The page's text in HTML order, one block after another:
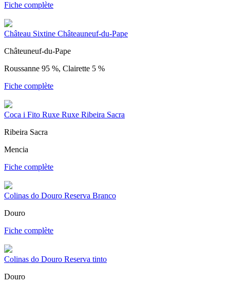
Fiche complète
Château Sixtine Châteauneuf-du-Pape
Châteuneuf-du-Pape
Roussanne 95 %, Clairette 5 %
Fiche complète
Coca i Fito Ruxe Ruxe Ribeira Sacra
Ribeira Sacra
Mencia
Fiche complète
Colinas do Douro Reserva Branco
Douro
Fiche complète
Colinas do Douro Reserva tinto
Douro